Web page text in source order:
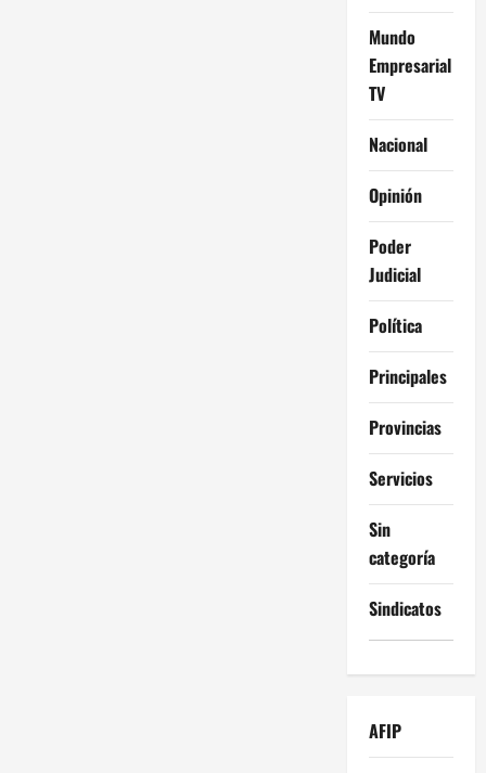
Mundo
Empresarial
TV
Nacional
Opinión
Poder
Judicial
Política
Principales
Provincias
Servicios
Sin
categoría
Sindicatos
AFIP